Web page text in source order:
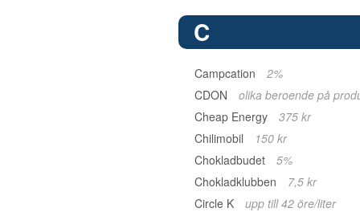
C
Campcation
2%
CDON
olika beroende på
Cheap Energy
375 kr
Chilimobil
150 kr
Chokladbudet
5%
Chokladklubben
7,5 kr
Circle K
upp till 42 öre/liter